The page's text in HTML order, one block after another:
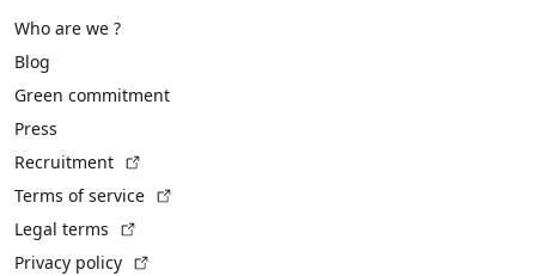
Who are we ?
Blog
Green commitment
Press
Recruitment
Terms of service
Legal terms
Privacy policy